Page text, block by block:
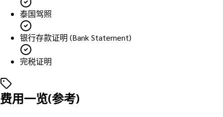
泰国驾照
银行存款证明 (Bank Statement)
完税证明
费用一览(参考)